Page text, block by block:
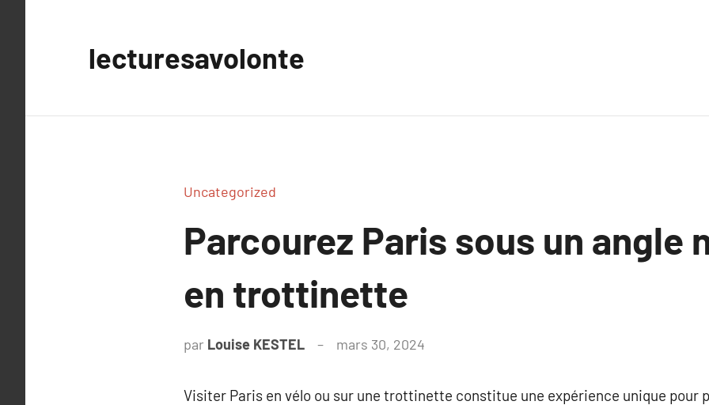
lecturesavolonte
Uncategorized
Parcourez Paris sous un angle
en trottinette
par Louise KESTEL mars 30, 2024
Visiter Paris en vélo ou sur une trottinette constitue une expérience unique pour